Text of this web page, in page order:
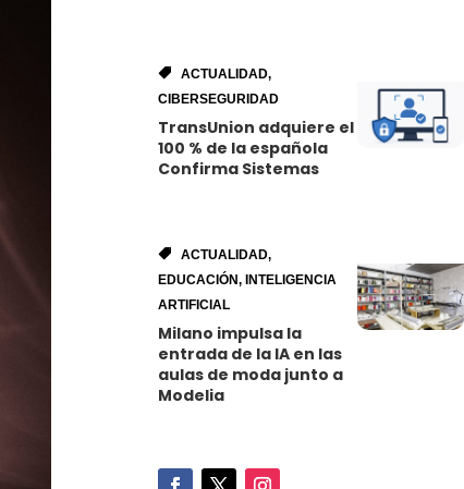
ACTUALIDAD,
CIBERSEGURIDAD
TransUnion adquiere el
100 % de la española
Confirma Sistemas
ACTUALIDAD,
EDUCACIÓN, INTELIGENCIA
ARTIFICIAL
Milano impulsa la
entrada de la IA en las
aulas de moda junto a
Modelia